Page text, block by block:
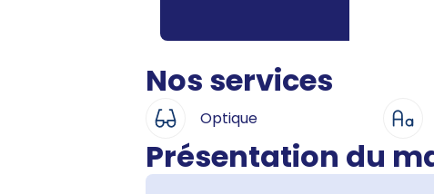
Nos services
Optique
Présentation du